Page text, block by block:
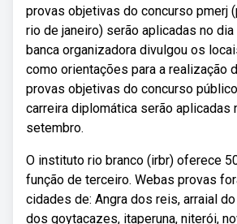
provas objetivas do concurso pmerj
rio de janeiro) serão aplicadas no
banca organizadora divulgou os
como orientações para a realização
provas objetivas do concurso
carreira diplomática serão aplicadas
setembro.
O instituto rio branco (irbr) oferece
função de terceiro. Webas provas
cidades de: Angra dos reis, arraial
dos goytacazes, itaperuna, niterói,